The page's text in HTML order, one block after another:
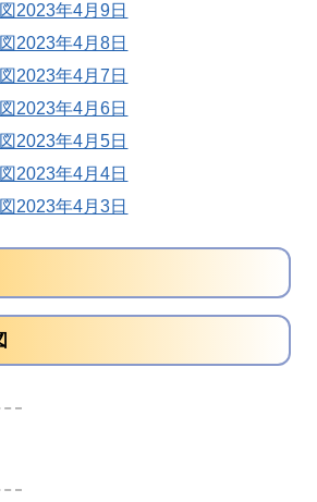
2023年4月9日
2023年4月8日
2023年4月7日
2023年4月6日
2023年4月5日
2023年4月4日
2023年4月3日